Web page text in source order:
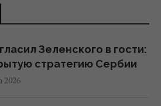
Зеленского в гости:
стратегию Сербии
2026